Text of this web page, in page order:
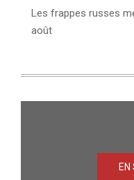
Les frappes russes
août
EN